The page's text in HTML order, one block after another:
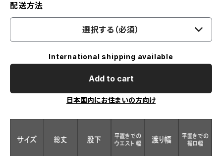
配送方法
選択する（必須）
International shipping available
Add to cart
日本国内にお住まいの方向け